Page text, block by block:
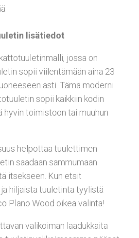
lisätiedot
jossa on
sopii viilentämään aina 23
asti. Tämä moderni
sopii kaikkiin kodin
hyvin toimistoon tai muuhun
helpottaa tuulettimen
saadaan sammumaan
itsekseen. Kun etsit
hiljaista tuuletinta tyylistä
Plano Wood oikea valinta!
valikoiman laadukkaita